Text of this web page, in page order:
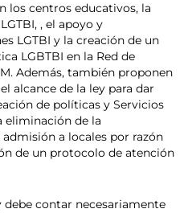
los centros educativos, la
, el apoyo y
LGTBI y la creación de un
LGBTBI en la Red de
Además, también proponen
alcance de la ley para dar
de políticas y Servicios
eliminación de la
a locales por razón
de un protocolo de atención
debe contar necesariamente